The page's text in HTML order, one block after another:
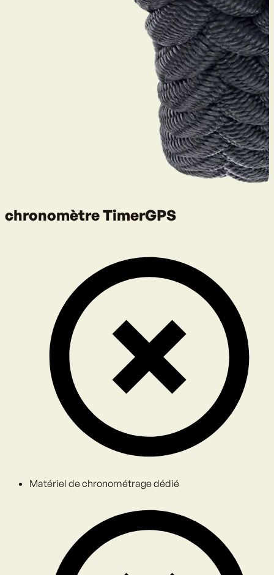
chronomètre TimerGPS
Matériel de chronométrage dédié